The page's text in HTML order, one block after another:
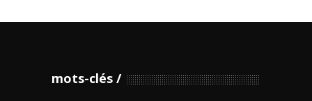
mots-clés